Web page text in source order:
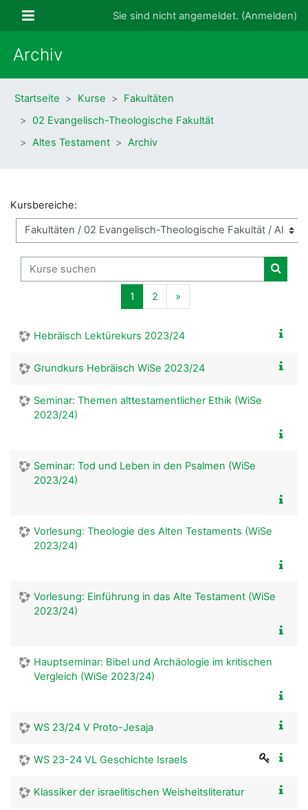
Website-ÜbersichtSie sind nicht angemeldet. (Anmelden)
Archiv
Startseite Kurse
Fakultäten
02 Evangelisch-Theologische Fakultät
Altes Testament
Archiv
Kursbereiche:
Kurse suchen
Kurse
1 Seite 1
2Seite 2
»Nächste Seite
Hebräisch Lektürekurs 2023/24
Grundkurs Hebräisch WiSe 2023/24
Seminar: Themen alttestamentlicher Ethik (WiSe
2023/24)
Seminar: Tod und Leben in den Psalmen (WiSe
2023/24)
Vorlesung: Theologie des Alten Testaments (WiSe
2023/24)
Vorlesung: Einführung in das Alte Testament (WiSe
2023/24)
Hauptseminar: Bibel und Archäologie im kritischen
Vergleich (WiSe 2023/24)
WS 23/24 V Proto-Jesaja
WS 23-24 VL Geschichte Israels
Klassiker der israelitischen Weisheitsliteratur